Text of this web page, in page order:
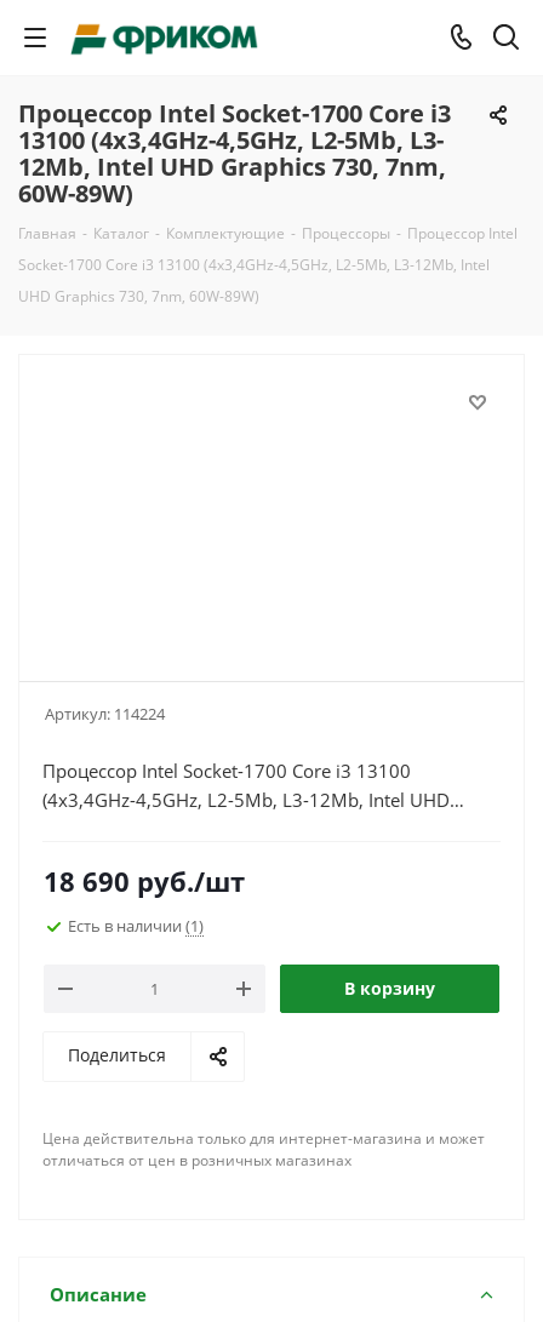
Процессор Intel Socket-1700 Core i3
13100 (4x3,4GHz-4,5GHz, L2-5Mb, L3-
12Mb, Intel UHD Graphics 730, 7nm,
60W-89W)
Главная - Каталог - Комплектующие - Процессоры - Процессор Intel
Socket-1700 Core i3 13100 (4x3,4GHz-4,5GHz, L2-5Mb, L3-12Mb, Intel
UHD Graphics 730, 7nm, 60W-89W)
Артикул: 114224
Процессор Intel Socket-1700 Core i3 13100
(4x3,4GHz-4,5GHz, L2-5Mb, L3-12Mb, Intel UHD
18 690 руб./шт
Есть в наличии (1)
В корзину
Поделиться
Цена действительна только для интернет-магазина и может
отличаться от цен в розничных магазинах
Описание